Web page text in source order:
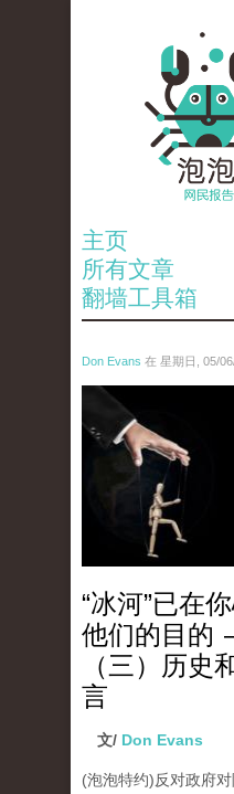
主页
所有文章
翻墙工具箱
Don Evans 在 星期日, 05/
“冰河”已在
他们的目
（三）历史
言
文/ Don Evans
(泡泡特约)反对政府